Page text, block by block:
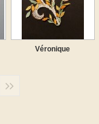
Véronique